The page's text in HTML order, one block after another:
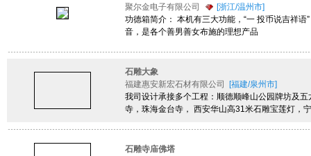
聚尔金电子有限公司
[浙江/温州市]
功德箱简介： 本机有三大功能，“一 投币说吉祥语
音，是各个善男善女布施的理想产品
石雕大象
福建惠安新宏石材有限公司
[福建/泉州市]
我司设计承接多个工程：顺德顺峰山公园牌坊及
寺，珠海金台寺， 西安华山高31米石雕宝莲灯，
石雕寺庙佛塔